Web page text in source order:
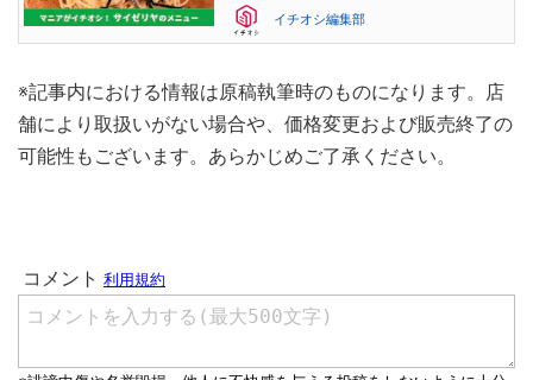
イチオシ編集部
※記事内における情報は原稿執筆時のものになります。店
舗により取扱いがない場合や、価格変更および販売終了の
可能性もございます。あらかじめご了承ください。